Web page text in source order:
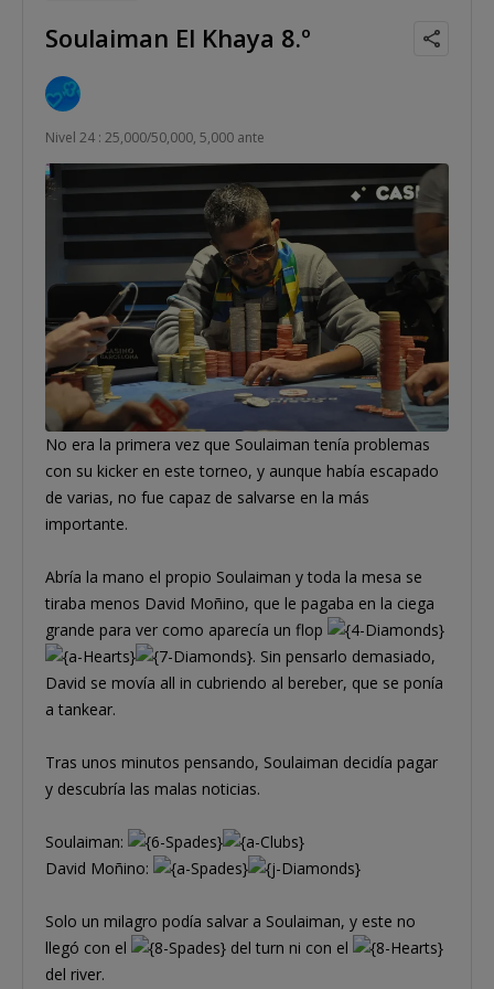
Soulaiman El Khaya 8.º
Nivel 24 : 25,000/50,000, 5,000 ante
No era la primera vez que Soulaiman tenía problemas
con su kicker en este torneo, y aunque había escapado
de varias, no fue capaz de salvarse en la más
importante.
Abría la mano el propio Soulaiman y toda la mesa se
tiraba menos David Moñino, que le pagaba en la ciega
grande para ver como aparecía un flop
. Sin pensarlo demasiado,
David se movía all in cubriendo al bereber, que se ponía
a tankear.
Tras unos minutos pensando, Soulaiman decidía pagar
y descubría las malas noticias.
Soulaiman:
David Moñino:
Solo un milagro podía salvar a Soulaiman, y este no
llegó con el
del turn ni con el
del river.